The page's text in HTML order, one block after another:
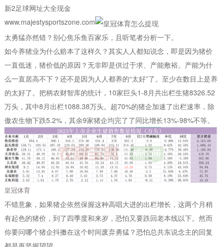
新2足球网址大全现金
www.majestysportszone.com
太勇猛亦然错？别心焦乐鱼百家乐，且听笔者分析一下。
如今养猪业为什么赔本了这样久？其实人人都知说念，即是因为猪价
一直低迷，猪价低的原因？无非即是供过于求、产能敷裕。产能为什
么一直居高不下？还不是因为人人都养的“太好”了。至少在数目上是养
的太好了。把柄农财智库的统计，10家巨头1-8月共出栏生猪8326.52
万头，其中8月出栏1088.38万头。超70%的猪企加速了出栏速率，除
傲农生物下跌5.2%，其余9家猪企均完了了同比增长13%-98%不等。
皇冠体育
不错意象，如果猪企依然保握这种高唱大进的出栏增长，这两个月稍
有起色的猪价，到了四季度和来岁，恐怕又要跌回老本线以下。然而
你要问哪个猪企抖擞在这个时间废弃勇猛？恐怕总共东说念主的回复